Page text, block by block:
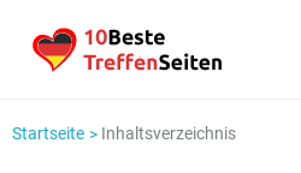
Startseite Inhaltsverzeichnis